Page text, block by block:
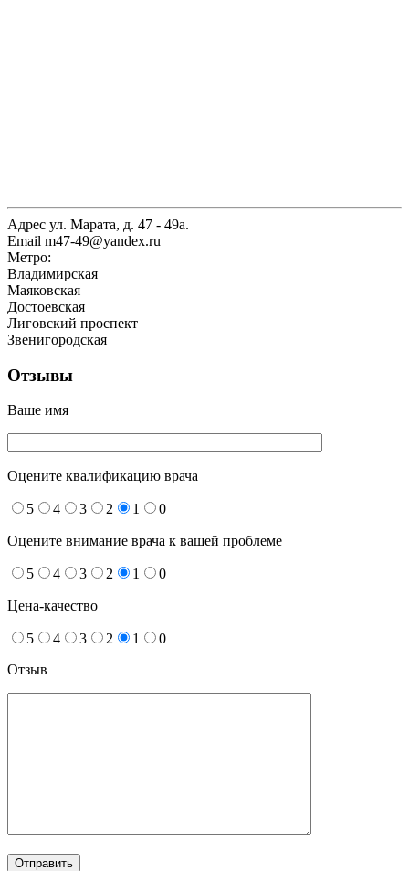
Адрес ул. Марата, д. 47 - 49а.
Email m47-49@yandex.ru
Метро:
Владимирская
Маяковская
Достоевская
Лиговский проспект
Звенигородская
Отзывы
Ваше имя
Оцените квалификацию врача
5 4 3 2 1 0
Оцените внимание врача к вашей проблеме
5 4 3 2 1 0
Цена-качество
5 4 3 2 1
0
Отзыв